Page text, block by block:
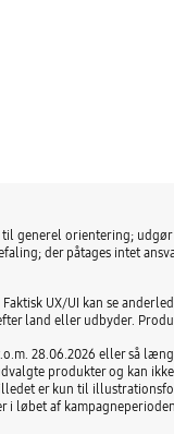
generel orientering; udgør
der påtages intet
UX/UI kan se
land eller udbyder.
28.06.2026 eller så
produkter og kan
er kun til
i løbet af